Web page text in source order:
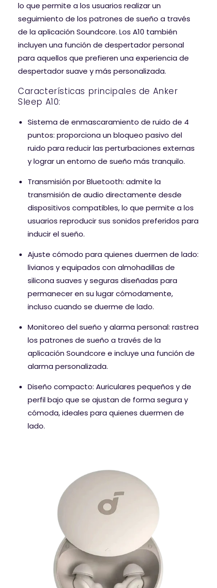
lo que permite a los usuarios realizar un
seguimiento de los patrones de sueño a través
de la aplicación Soundcore. Los A10 también
incluyen una función de despertador personal
para aquellos que prefieren una experiencia de
despertador suave y más personalizada.
Características principales de Anker
Sleep A10:
Sistema de enmascaramiento de ruido de 4
puntos: proporciona un bloqueo pasivo del
ruido para reducir las perturbaciones externas
y lograr un entorno de sueño más tranquilo.
Transmisión por Bluetooth: admite la
transmisión de audio directamente desde
dispositivos compatibles, lo que permite a los
usuarios reproducir sus sonidos preferidos para
inducir el sueño.
Ajuste cómodo para quienes duermen de lado:
livianos y equipados con almohadillas de
silicona suaves y seguras diseñadas para
permanecer en su lugar cómodamente,
incluso cuando se duerme de lado.
Monitoreo del sueño y alarma personal: rastrea
los patrones de sueño a través de la
aplicación Soundcore e incluye una función de
alarma personalizada.
Diseño compacto: Auriculares pequeños y de
perfil bajo que se ajustan de forma segura y
cómoda, ideales para quienes duermen de
lado.